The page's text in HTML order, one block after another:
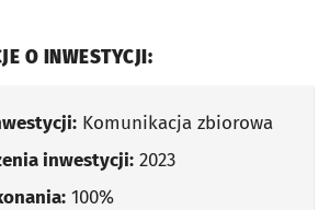
O INWESTYCJI:
Komunikacja zbiorowa
inwestycji: 2023
100%